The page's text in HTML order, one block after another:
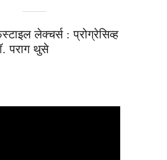
लेक्चर्स : प्रोग्रेसिव्ह
पराग थुसे